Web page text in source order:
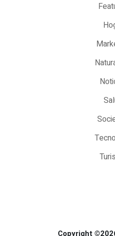
Copyright